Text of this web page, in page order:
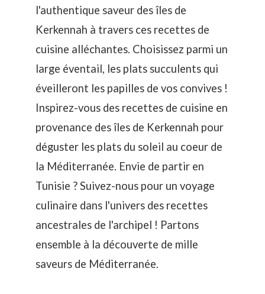
l'authentique saveur des îles de
Kerkennah à travers ces recettes de
cuisine alléchantes. Choisissez parmi un
large éventail, les plats succulents qui
éveilleront les papilles de vos convives !
Inspirez-vous des recettes de cuisine en
provenance des îles de Kerkennah pour
déguster les plats du soleil au coeur de
la Méditerranée. Envie de partir en
Tunisie ? Suivez-nous pour un voyage
culinaire dans l'univers des recettes
ancestrales de l'archipel ! Partons
ensemble à la découverte de mille
saveurs de Méditerranée.